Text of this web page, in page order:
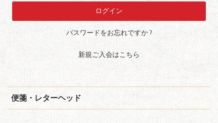
パスワードをお忘れですか ?
新規ご入会はこちら
便箋・レターヘッド